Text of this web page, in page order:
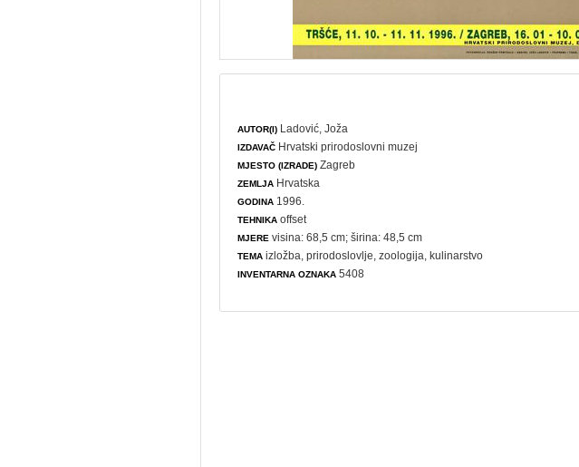
AUTOR(I) Ladović, Joža
IZDAVAČ Hrvatski prirodoslovni muzej
MJESTO (IZRADE) Zagreb
ZEMLJA Hrvatska
GODINA 1996.
TEHNIKA offset
MJERE visina: 68,5 cm; širina: 48,5 cm
TEMA izložba ,prirodoslovlje ,zoologija ,kulinarstvo
INVENTARNA OZNAKA 5408